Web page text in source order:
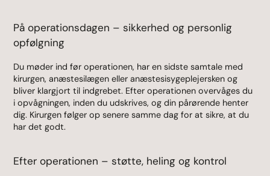
På operationsdagen – sikkerhed og personlig
opfølgning
Du møder ind før operationen, har en sidste samtale med
kirurgen, anæstesilægen eller anæstesisygeplejersken og
bliver klargjort til indgrebet. Efter operationen overvåges du
i opvågningen, inden du udskrives, og din pårørende henter
dig. Kirurgen følger op senere samme dag for at sikre, at du
har det godt.
Efter operationen – støtte, heling og kontrol